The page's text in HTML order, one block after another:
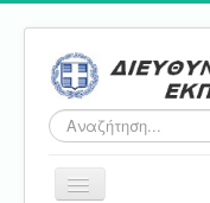
Αναζήτηση...
Εναλλαγή